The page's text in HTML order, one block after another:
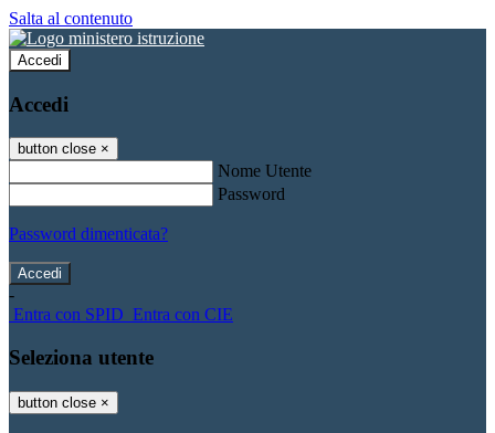
Salta al contenuto
Accedi
Accedi
button close ×
Nome Utente
Password
Password dimenticata?
-
Entra con SPID Entra con CIE
Seleziona utente
button close ×